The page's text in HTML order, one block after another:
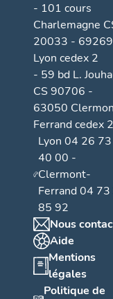
- 101 cours
Charlemagne
20033 - 69269
Lyon cedex 2
- 59 bd L.
CS 90706 -
63050
Ferrand cedex 2
Lyon 04 26 73
40 00 -
Clermont-
Ferrand 04
85 92
Nous
Aide
Mentions
légales
Politique de